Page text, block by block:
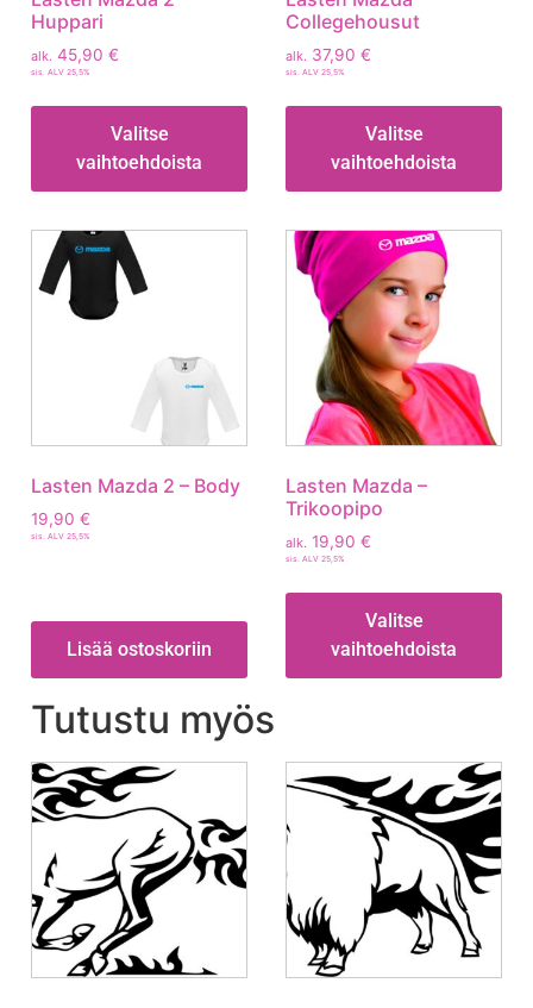
Huppari
alk. 45,90 €
sis. ALV 25,5%
Valitse
vaihtoehdoista
Collegehousut
alk. 37,90 €
sis. ALV 25,5%
Valitse
vaihtoehdoista
Lasten Mazda 2 – Body
19,90 €
sis. ALV 25,5%
Lisää ostoskoriin
Lasten Mazda –
Trikoopipo
alk. 19,90 €
sis. ALV 25,5%
Valitse
vaihtoehdoista
Tutustu myös